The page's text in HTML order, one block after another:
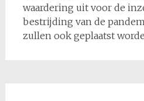
waardering uit voor de
bestrijding van de
zullen ook geplaatst